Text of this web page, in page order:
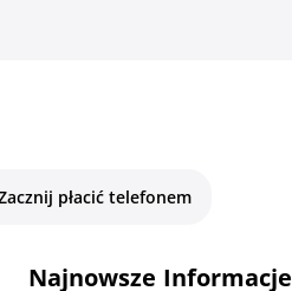
płacić telefonem
Najnowsze Informacje